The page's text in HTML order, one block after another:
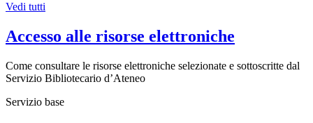
Vedi tutti
Accesso alle risorse elettroniche
Come consultare le risorse elettroniche selezionate e sottoscritte dal
Servizio Bibliotecario d’Ateneo
Servizio base